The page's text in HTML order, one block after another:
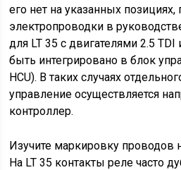
его нет на указанных позициях,
электропроводки в
для LT 35 с двигателями 2.5
быть интегрировано в блок
HCU). В таких случаях
управление осуществляется
контроллер.
Изучите маркировку проводов
На LT 35 контакты реле часто